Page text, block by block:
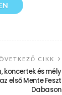
CIKK
koncertek és mély
első Mente Feszt
Dabason